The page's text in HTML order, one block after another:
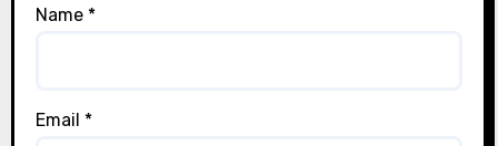
Name *
Email *